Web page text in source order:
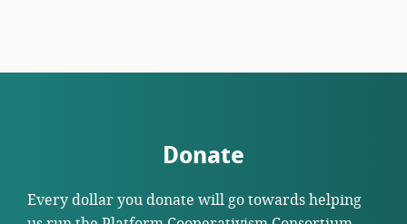
Donate
Every dollar you donate will go towards helping